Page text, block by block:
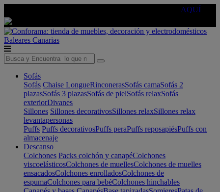
AQUÍ
Baleares Canarias
Sofás
Sofás Chaise LongueRinconerasSofás camaSofás 2
plazasSofás 3 plazasSofás de pielSofás relaxSofás
exteriorDivanes
Sillones Sillones decorativosSillones relaxSillones relax
levantapersonas
Puffs Puffs decorativosPuffs peraPuffs reposapiésPuffs con
almacenaje
Descanso
Colchones Packs colchón y canapéColchones
viscoelásticosColchones de muellesColchones de muelles
ensacadosColchones enrolladosColchones de
espumaColchones para bebéColchones hinchables